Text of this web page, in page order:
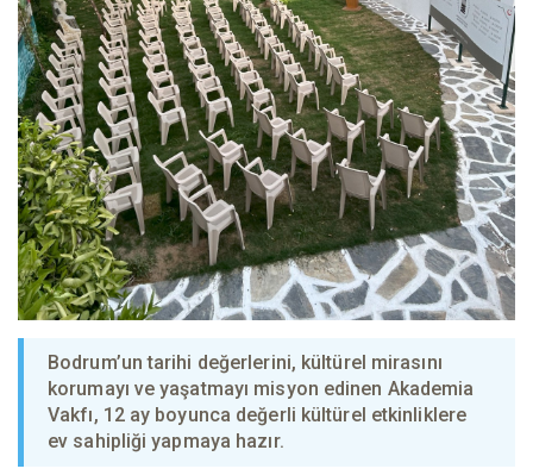
Bodrum’un tarihi değerlerini, kültürel mirasını
korumayı ve yaşatmayı misyon edinen Akademia
Vakfı, 12 ay boyunca değerli kültürel etkinliklere
ev sahipliği yapmaya hazır.